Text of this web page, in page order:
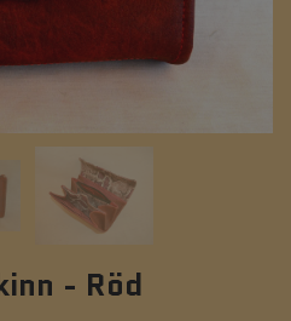
- Röd